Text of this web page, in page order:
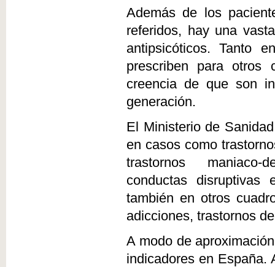
Además de los
referidos, hay una
antipsicóticos. Tanto
prescriben para otros
creencia de que son
generación.
El Ministerio de
en casos como
trastornos maniaco-
conductas disruptivas
también en otros
adicciones, trastornos
A modo de
indicadores en España.